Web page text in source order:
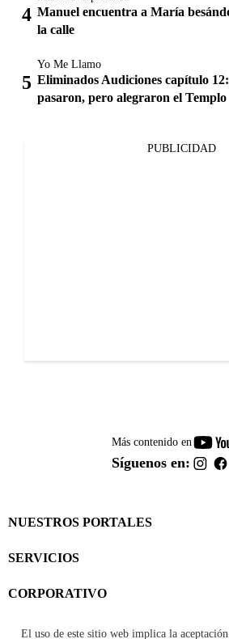
Manuel encuentra a María
la calle
Yo Me Llamo
Eliminados Audiciones capítulo
pasaron, pero alegraron el Templo
PUBLICIDAD
Más contenido en
Síguenos en:
NUESTROS PORTALES
SERVICIOS
CORPORATIVO
El uso de este sitio web implica la